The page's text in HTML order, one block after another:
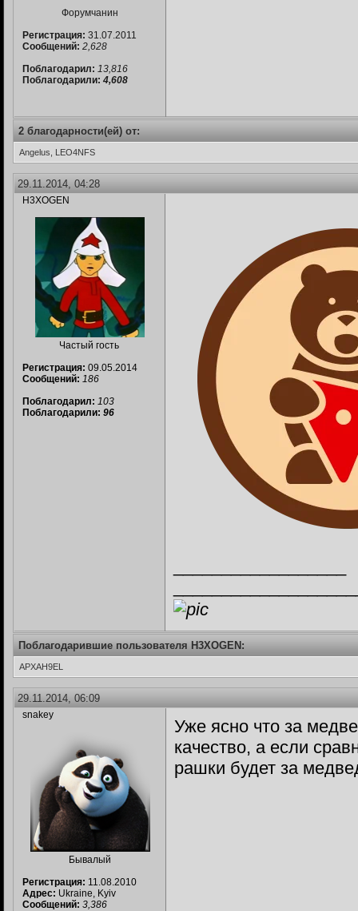
Форумчанин
Регистрация: 31.07.2011
Сообщений: 2,628
Поблагодарил: 13,816
Поблагодарили: 4,608
2 благодарности(ей) от:
Angelus, LEO4NFS
29.11.2014, 04:28
H3XOGEN
Частый гость
Регистрация: 09.05.2014
Сообщений: 186
Поблагодарил: 103
Поблагодарили: 96
Поблагодарившие пользователя H3XOGEN:
APXAH9EL
29.11.2014, 06:09
snakey
Бывалый
Регистрация: 11.08.2010
Адрес: Ukraine, Kyiv
Сообщений: 3,386
Уже ясно что за
качество, а если
рашки будет за